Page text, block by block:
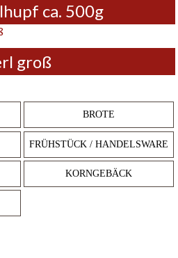
ca. 500g
groß
BROTE
FRÜHSTÜCK / HANDELSWARE
KORNGEBÄCK